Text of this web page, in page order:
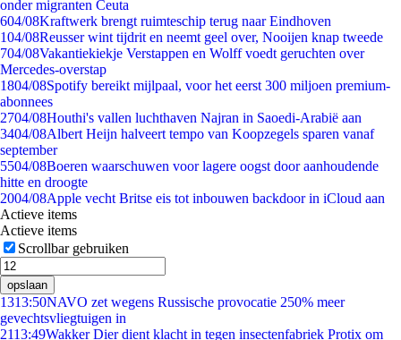
onder migranten Ceuta
604/08Kraftwerk brengt ruimteschip terug naar Eindhoven
104/08Reusser wint tijdrit en neemt geel over, Nooijen knap tweede
704/08Vakantiekiekje Verstappen en Wolff voedt geruchten over
Mercedes-overstap
1804/08Spotify bereikt mijlpaal, voor het eerst 300 miljoen premium-
abonnees
2704/08Houthi's vallen luchthaven Najran in Saoedi-Arabië aan
3404/08Albert Heijn halveert tempo van Koopzegels sparen vanaf
september
5504/08Boeren waarschuwen voor lagere oogst door aanhoudende
hitte en droogte
2004/08Apple vecht Britse eis tot inbouwen backdoor in iCloud aan
Actieve items
Actieve items
Scrollbar gebruiken
opslaan
1313:50NAVO zet wegens Russische provocatie 250% meer
gevechtsvliegtuigen in
2113:49Wakker Dier dient klacht in tegen insectenfabriek Protix om